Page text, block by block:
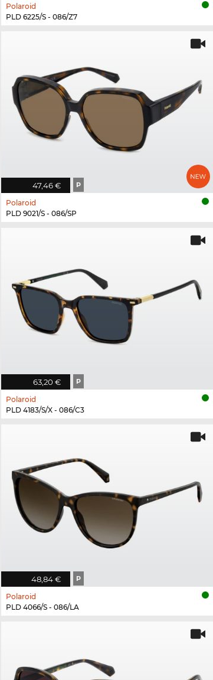
Polaroid
PLD 6225/S - 086/Z7
47,46 € P
Polaroid
PLD 9021/S - 086/SP
63,20 € P
Polaroid
PLD 4183/S/X - 086/C3
48,84 € P
Polaroid
PLD 4066/S - 086/LA